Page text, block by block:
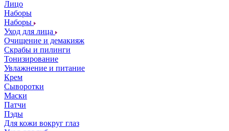
Лицо
Наборы
Наборы
Уход для лица
Очищение и демакияж
Скрабы и пилинги
Тонизирование
Увлажнение и питание
Крем
Сыворотки
Маски
Патчи
Пэды
Для кожи вокруг глаз